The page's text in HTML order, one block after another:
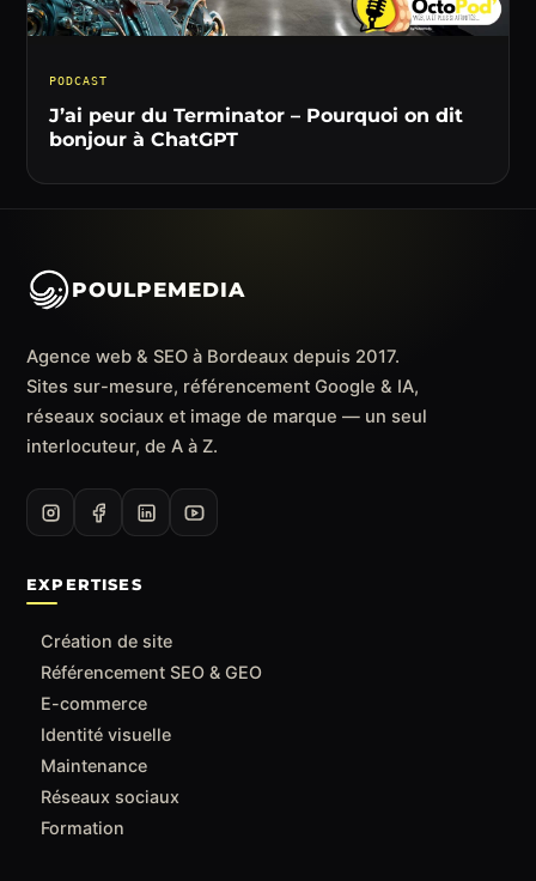
PODCAST
J’ai peur du Terminator – Pourquoi on dit
bonjour à ChatGPT
POULPEMEDIA
Agence web & SEO à Bordeaux depuis 2017.
Sites sur-mesure, référencement Google & IA,
réseaux sociaux et image de marque — un seul
interlocuteur, de A à Z.
EXPERTISES
Création de site
Référencement SEO & GEO
E-commerce
Identité visuelle
Maintenance
Réseaux sociaux
Formation